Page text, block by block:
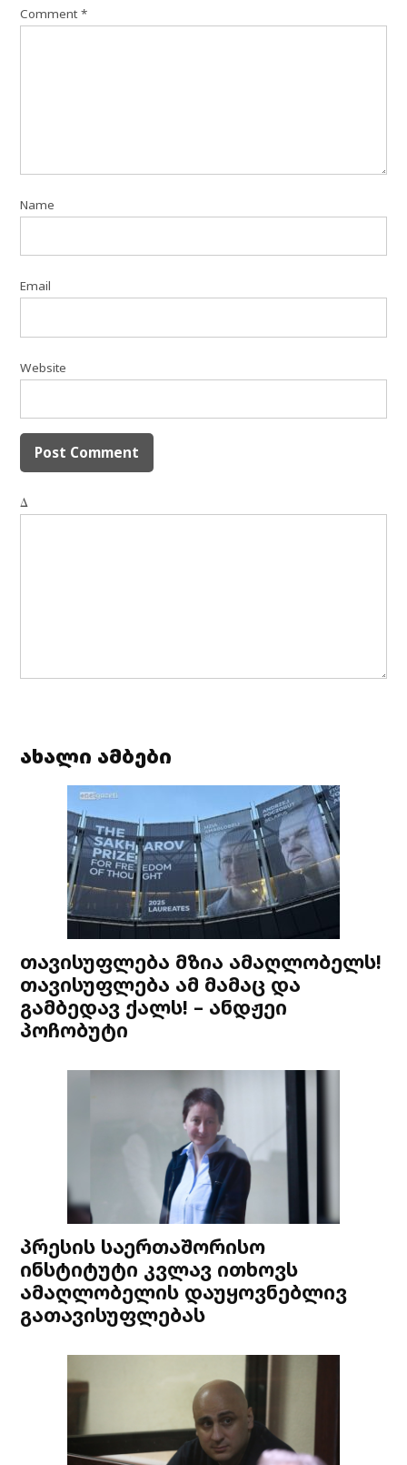
Comment*
Name
Email
Website
Δ
ახალი ამბები
თავისუფლება მზია ამაღლობელს!
თავისუფლება ამ მამაც და
გამბედავ ქალს! – ანდჟეი
პოჩობუტი
პრესის საერთაშორისო
ინსტიტუტი კვლავ ითხოვს
ამაღლობელის დაუყოვნებლივ
გათავისუფლებას